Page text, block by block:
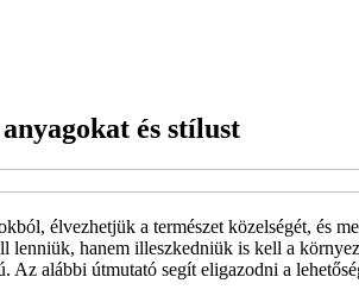
és stílust
élvezhetjük a természet közelségét, és
hanem illeszkedniük is kell a
Az alábbi útmutató segít eligazodni a